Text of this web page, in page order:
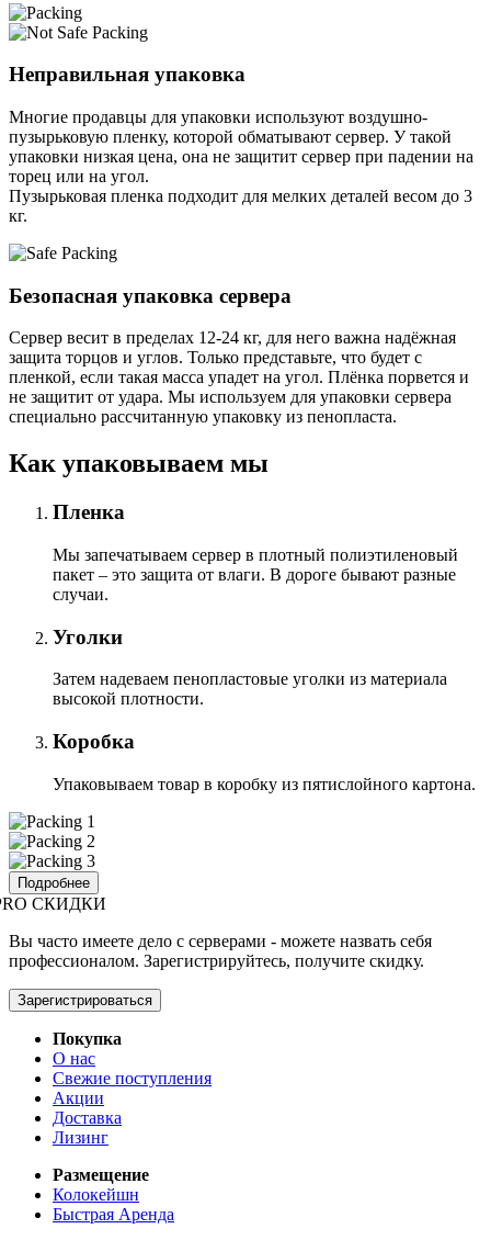
Неправильная упаковка
Многие продавцы для упаковки используют воздушно-
пузырьковую пленку, которой обматывают сервер. У такой
упаковки низкая цена, она не защитит сервер при падении на
торец или на угол.
Пузырьковая пленка подходит для мелких деталей весом до 3
кг.
Безопасная упаковка сервера
Сервер весит в пределах 12-24 кг, для него важна надёжная
защита торцов и углов. Только представьте, что будет с
пленкой, если такая масса упадет на угол. Плёнка порвется и
не защитит от удара. Мы используем для упаковки сервера
специально расcчитанную упаковку из пенопласта.
Как упаковываем мы
Пленка
Мы запечатываем сервер в плотный полиэтиленовый
пакет – это защита от влаги. В дороге бывают разные
случаи.
Уголки
Затем надеваем пенопластовые уголки из материала
высокой плотности.
Коробка
Упаковываем товар в коробку из пятислойного картона.
Подробнее
СКИДКИ
Вы часто имеете дело с серверами - можете назвать себя
профессионалом. Зарегистрируйтесь, получите скидку.
Зарегистрироваться
Покупка
О нас
Свежие поступления
Акции
Доставка
Лизинг
Размещение
Колокейшн
Быстрая Аренда